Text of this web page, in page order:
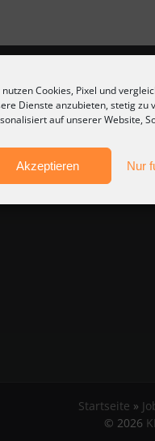
nutzen Cookies, Pixel und
Dienste anzubieten, stetig zu
auf unserer Website,
Akzeptieren Nur
8, 63450 Hanau
6181 / 90 90 300
netzwerk.de
Startseite »
© 2026